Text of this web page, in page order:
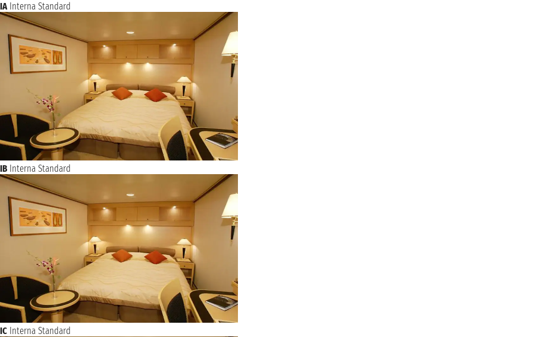
IA Interna Standard
IB Interna Standard
IC Interna Standard